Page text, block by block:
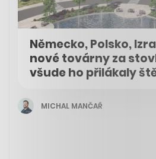
Německo, Polsko,
nové továrny za
všude ho přilákaly
MICHAL MANČAŘ